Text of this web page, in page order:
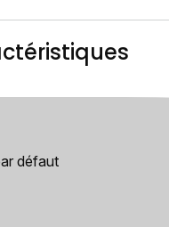
défaut